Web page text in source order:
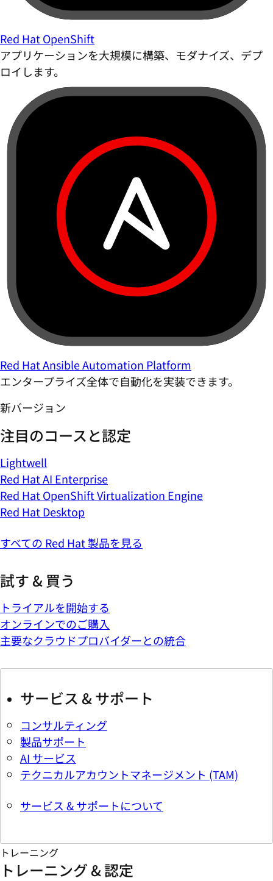
Red Hat OpenShift
アプリケーションを大規模に構築、モダナイズ、デプ
ロイします。
Red Hat Ansible Automation Platform
エンタープライズ全体で自動化を実装できます。
新バージョン
注目のコースと認定
Lightwell
Red Hat AI Enterprise
Red Hat OpenShift Virtualization Engine
Red Hat Desktop
すべての Red Hat 製品を見る
試す & 買う
トライアルを開始する
オンラインでのご購入
主要なクラウドプロバイダーとの統合
サービス & サポート
コンサルティング
製品サポート
AI サービス
テクニカルアカウントマネージメント (TAM)
サービス & サポートについて
トレーニング
トレーニング & 認定